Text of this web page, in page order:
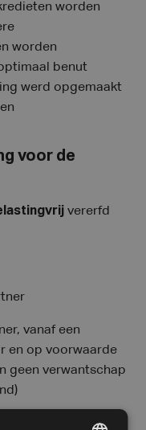
worden
worden
benut
werd opgemaakt
voor de
vererfd
vanaf een
en op voorwaarde
geen verwantschap